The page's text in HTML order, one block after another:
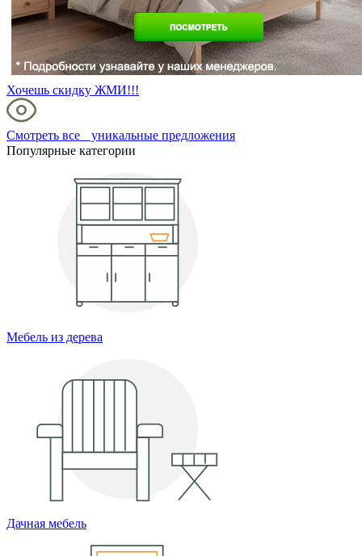
Хочешь скидку ЖМИ!!!
Смотреть все уникальные предложения
Популярные категории
Мебель из дерева
Дачная мебель